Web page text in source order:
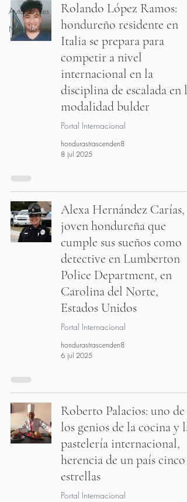
Automóviles
Novedades
Rolando López Ramos:
hondureño residente en
Italia se prepara para
competir a nivel
internacional en la
disciplina de escalada en la
modalidad bulder
Portal Internacional
hondurastrascenden8
8 jul 2025
Alexa Hernández Carías,
joven hondureña que
cumple sus sueños como
detective en Lumberton
Police Department, en
Carolina del Norte,
Estados Unidos
Portal Internacional
hondurastrascenden8
6 jul 2025
Roberto Palacios: uno de
los genios de la cocina y la
pastelería internacional,
herencia de un país cinco
estrellas
Portal Internacional